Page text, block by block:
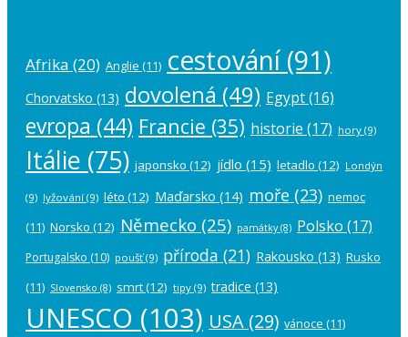
Afrika (20) Anglie (11) cestování(91)
Chorvatsko (13) dovolená (49) Egypt(16)
evropa (44) Francie (35) historie (17) hory (9)
Itálie (75) japonsko (12) jídlo (15) letadlo (12) Londýn
(9) lyžování (9) léto (12) Maďarsko (14) moře (23) nemoc
(11) Norsko (12) Německo (25) památky(8) Polsko (17)
Portugalsko (10) poušť(9) příroda (21) Rakousko (13) Rusko
(11) Slovensko (8) smrt(12) tipy (9) tradice (13)
UNESCO (103) USA (29) vánoce (11)